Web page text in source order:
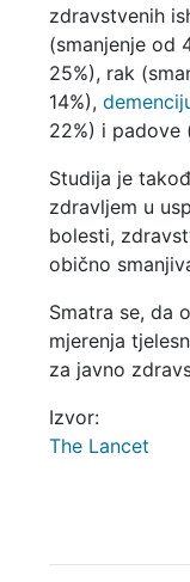
zdravstvenih
(smanjenje od
25%), rak
14%),
22%) i padove
Studija je
zdravljem u
bolesti,
obično
Smatra se, da
mjerenja
za javno
Izvor:
The Lancet